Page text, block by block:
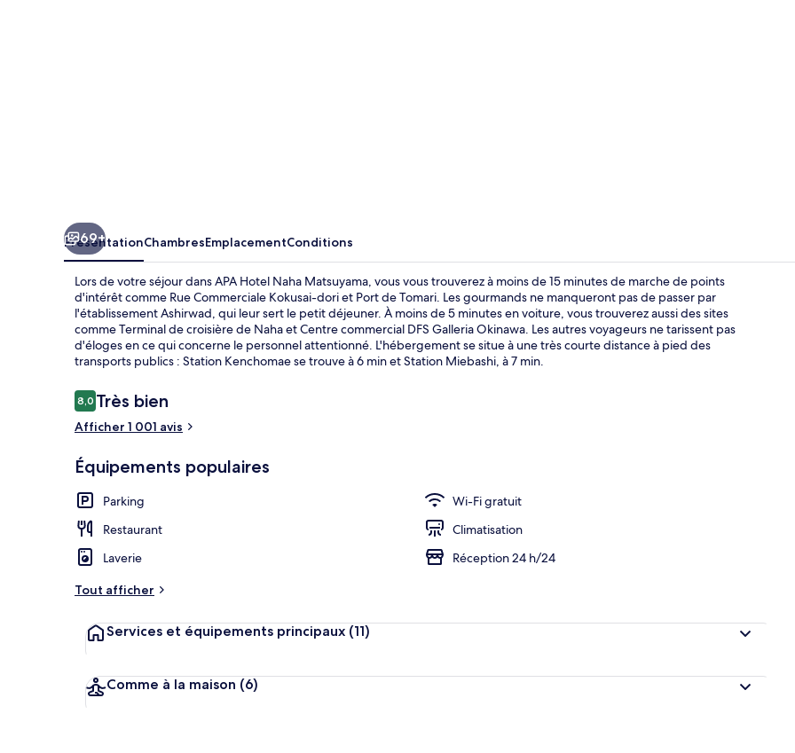
Petit
69+
PrésentationChambresEmplacementConditions
Lors de votre séjour dans APA Hotel Naha Matsuyama, vous vous trouverez à moins de 15 minutes de marche de points
d'intérêt comme Rue Commerciale Kokusai-dori et Port de Tomari. Les gourmands ne manqueront pas de passer par
l'établissement Ashirwad, qui leur sert le petit déjeuner. À moins de 5 minutes en voiture, vous trouverez aussi des sites
comme Terminal de croisière de Naha et Centre commercial DFS Galleria Okinawa. Les autres voyageurs ne tarissent pas
d'éloges en ce qui concerne le personnel attentionné. L'hébergement se situe à une très courte distance à pied des
transports publics : Station Kenchomae se trouve à 6 min et Station Miebashi, à 7 min.
Avis
voyageurs
8,08,0 sur 10
Très bien
Afficher 1 001 avis
Équipements populaires
Parking
Wi-Fi gratuit
Restaurant
Climatisation
Laverie
Réception 24 h/24
Tout afficher
Services et équipements principaux (11)
Comme à la maison (6)